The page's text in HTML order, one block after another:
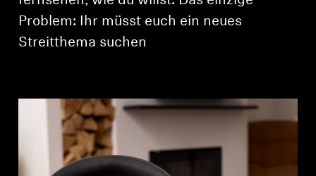
Innovationen
Soundspace
Problem: Ihr müsst euch ein neues
Streitthema suchen